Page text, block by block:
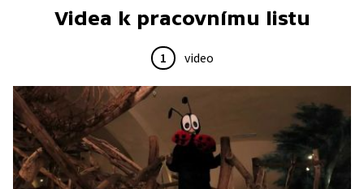
Videa k pracovnímu listu
1 video